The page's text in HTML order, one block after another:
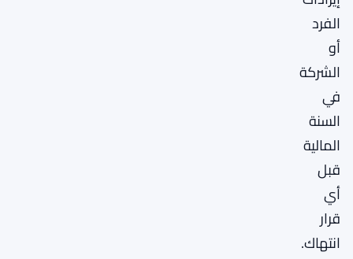
الفرد
أو
الشركة
في
السنة
المالية
قبل
أي
قرار
انتهاك.